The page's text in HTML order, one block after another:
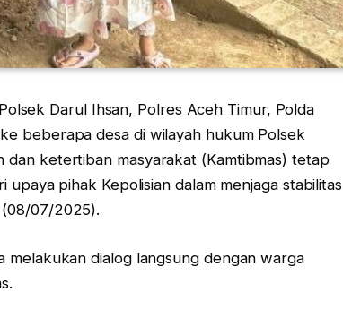
Darul Ihsan, Polres Aceh Timur, Polda
beberapa desa di wilayah hukum Polsek
dan ketertiban masyarakat (Kamtibmas) tetap
upaya pihak Kepolisian dalam menjaga stabilitas
(08/07/2025).
melakukan dialog langsung dengan warga